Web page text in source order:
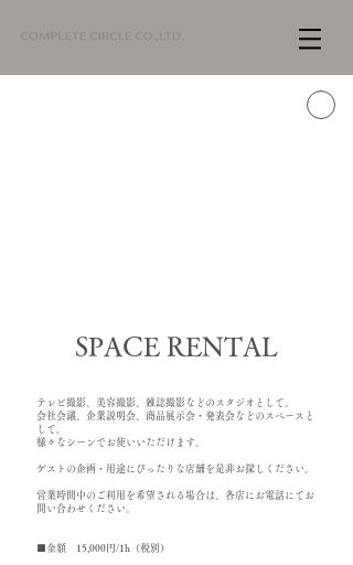
SPACE RENTAL
テレビ撮影、美容撮影、雑誌撮影などのスタジオとして。
会社会議、企業説明会、商品展示会・発表会などのスペースと
して。
様々なシーンでお使いいただけます。
ゲストの企画・用途にぴったりな店舗を是非お探しください。
営業時間中のご利用を希望される場合は、各店にお電話にてお
問い合わせください。
■金額 15,000円/1h（税別）